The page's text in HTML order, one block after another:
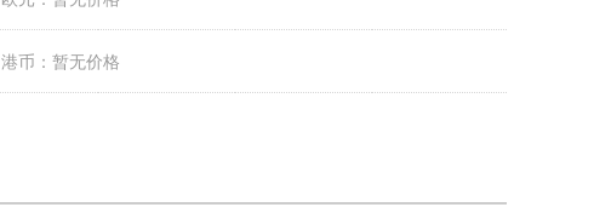
港币： 暂无价格